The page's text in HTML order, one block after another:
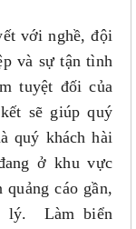
với nghề, đội
và sự tận tình
tuyệt đối của
sẽ giúp quý
quý khách hài
ở khu vực
cáo gần,
lý. Làm biển